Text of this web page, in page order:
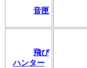
音匣
飛び
ハンター